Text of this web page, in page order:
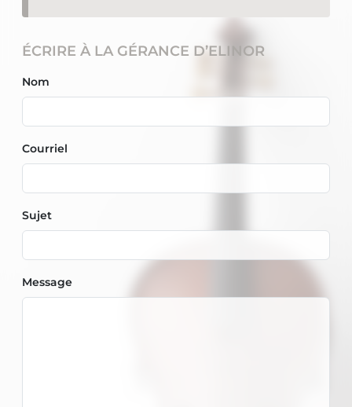
ÉCRIRE À LA GÉRANCE D’ELINOR
Nom
Courriel
Sujet
Message